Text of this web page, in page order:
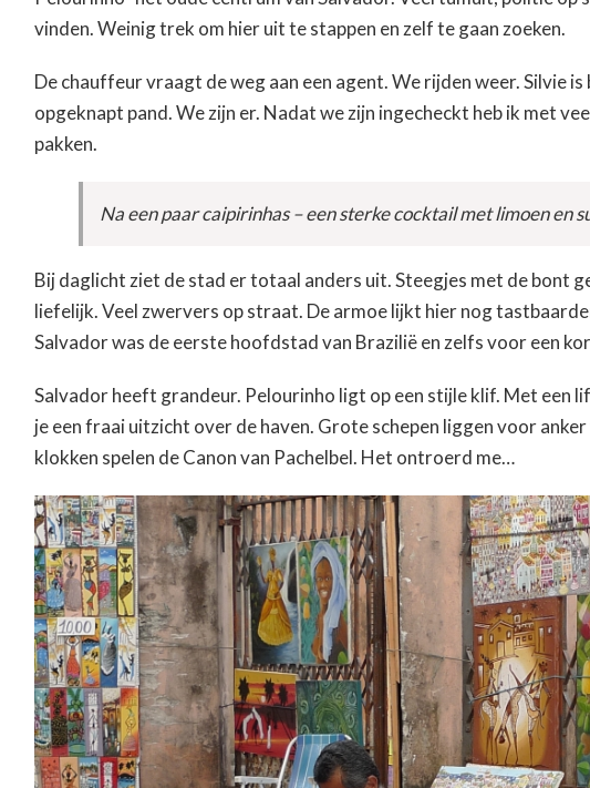
vinden. Weinig trek om hier uit te stappen en zelf te gaan zoeken.
De chauffeur vraagt de weg aan een agent. We rijden weer. Silvie
opgeknapt pand. We zijn er. Nadat we zijn ingecheckt heb ik met
pakken.
Na een paar caipirinhas – een sterke cocktail met limoen en
Bij daglicht ziet de stad er totaal anders uit. Steegjes met de bont
liefelijk. Veel zwervers op straat. De armoe lijkt hier nog
Salvador was de eerste hoofdstad van Brazilië en zelfs voor een
Salvador heeft grandeur. Pelourinho ligt op een stijle klif. Met een
je een fraai uitzicht over de haven. Grote schepen liggen voor
klokken spelen de Canon van Pachelbel. Het ontroerd me…